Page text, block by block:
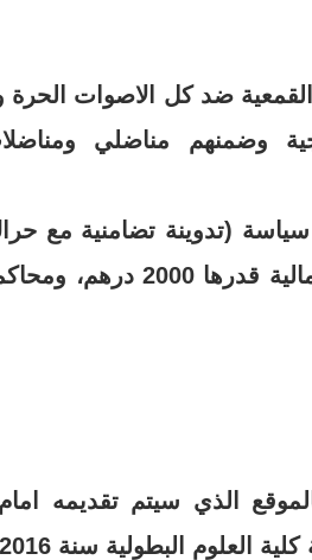
ضد كل الاصوات الحرة
وضمنهم مناضلي
(تدوينة تضامنية مع
لتتم متابعته في حالة سراح مؤقت بعد دفعه لكفالة
الذي سيتم تقديمه